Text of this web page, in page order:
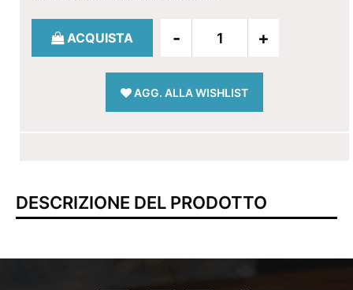
Quantità
ACQUISTA
AGG. ALLA WISHLIST
DESCRIZIONE DEL PRODOTTO